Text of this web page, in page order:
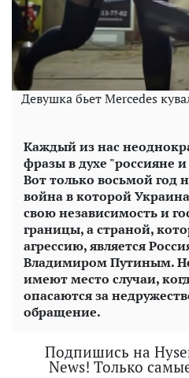
Девушка бьет Mercedes
Каждый из нас
фразы в духе "россияне
Вот только восьмой год
война в которой
свою независимость и
границы, а страной,
агрессию, является
Владимиром Путиным.
имеют место случаи,
опасаются за
обращение.
Подпишись на
News! Только